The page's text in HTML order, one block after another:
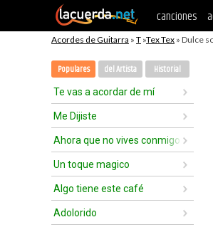
canciones
Acordes de Guitarra » T »Tex Tex » Dulce
Populares del Artista Historial
Te vas a acordar de mí
Me Dijiste
Ahora que no vives conmigo
Un toque magico
Algo tiene este café
Adolorido